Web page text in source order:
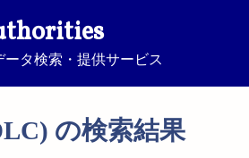
タ検索・提供サービス
の検索結果